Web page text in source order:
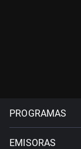
PROGRAMAS
EMISORAS